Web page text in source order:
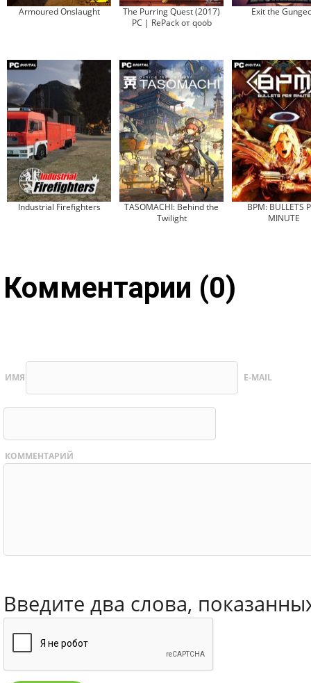
Armoured Onslaught
The Purring Quest (2017)
PC | RePack от qoob
Exit the
Industrial Firefighters
TASOMACHI: Behind the
Twilight
BPM: BULLETS
MINUTE
Комментарии (0)
ИМЯ E-MAIL
КОММЕНТАРИЙ
Введите два слова,